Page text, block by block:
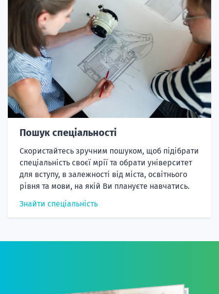
Пошук спеціальності
Скористайтесь зручним пошуком, щоб підібрати
спеціальність своєї мрії та обрати університет
для вступу, в залежності від міста, освітнього
рівня та мови, на якій Ви плануєте навчатись.
Знайти спеціальність